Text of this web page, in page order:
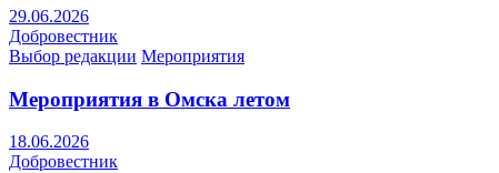
29.06.2026
Добровестник
Выбор редакции Мероприятия
Мероприятия в Омска летом
18.06.2026
Добровестник